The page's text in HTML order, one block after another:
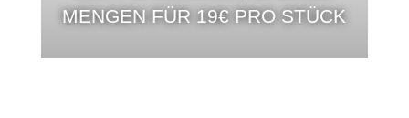
ENGEN FÜR 19€ PRO STÜCK